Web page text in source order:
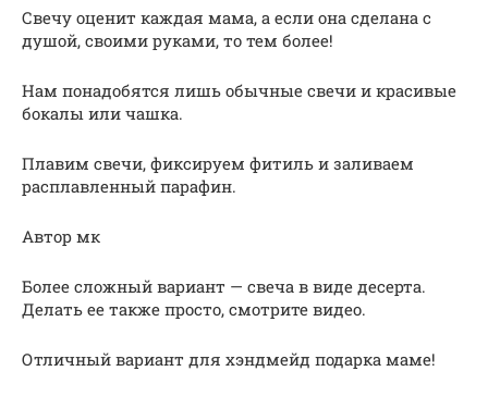
Свечу оценит каждая мама, а если она сделана с
душой, своими руками, то тем более!
Нам понадобятся лишь обычные свечи и красивые
бокалы или чашка.
Плавим свечи, фиксируем фитиль и заливаем
расплавленный парафин.
Автор мк
Более сложный вариант — свеча в виде десерта.
Делать ее также просто, смотрите видео.
Отличный вариант для хэндмейд подарка маме!